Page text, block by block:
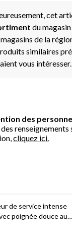
cet
du
de la
similaires
vous intéresser.
des
renseignements
cliquez ici.
de service intense
poignée douce au